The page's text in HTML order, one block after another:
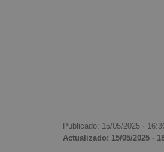
Publicado: 15/05/2025 ·
Actualizado: 15/05/2025 ·